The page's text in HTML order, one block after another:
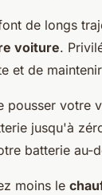
de longs
voiture.
et de
pousser votre
jusqu'à
batterie au-
moins le